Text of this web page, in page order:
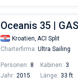
Oceanis 35 |
Kroatien, ACI Split
Charterfirma: Ultra Sailing
Personen: 8 Kabinen: 3
Jahr: 2015 Länge: 33 ft